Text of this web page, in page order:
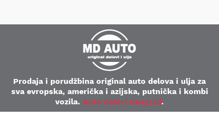
Prodaja i porudžbina original auto delova i ulja za
sva evropska, američka i azijska, putnička i kombi
vozila. Auto delovi Beograd.